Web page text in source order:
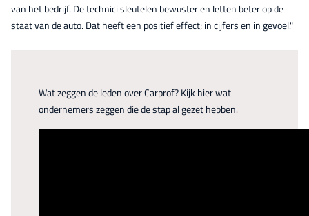
van het bedrijf. De technici sleutelen bewuster en letten beter op de
staat van de auto. Dat heeft een positief effect; in cijfers en in gevoel."
Wat zeggen de leden over Carprof? Kijk hier wat
ondernemers zeggen die de stap al gezet hebben.